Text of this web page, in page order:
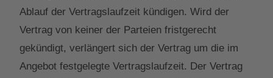
Ablauf der Vertragslaufzeit kündigen. Wird der
Vertrag von keiner der Parteien fristgerecht
gekündigt, verlängert sich der Vertrag um die im
Angebot festgelegte Vertragslaufzeit. Der Vertrag